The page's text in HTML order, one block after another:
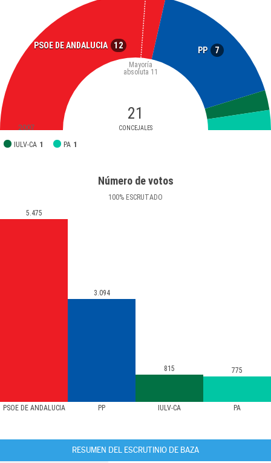
PSOE DE ANDALUCIA 12 PP 7
21
CONCEJALES
Mayoría
absoluta 11
IULV-CA 1 PA 1
2007
Número de votos
100% ESCRUTADO
PSOE DE ANDALUCIA PP IULV-CA PA
5.475
3.094
815 775
RESUMEN DEL ESCRUTINIO DE BAZA